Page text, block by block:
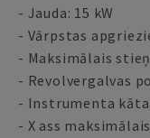
- Jauda: 15 kW
- Vārpstas
- Maksimālais
- Revolvergalvas
- Instrumenta kāta
- X ass